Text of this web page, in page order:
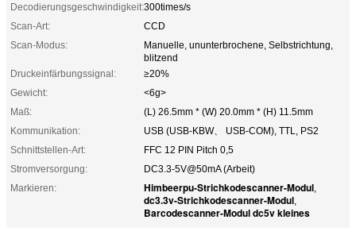
Decodierungsgeschwindigkeit:300times/s
Scan-Art:
CCD
Scan-Modus:
Manuelle, ununterbrochene, Selbstrichtung,
blitzend
Druckeinfärbungssignal:
≥20%
Gewicht:
<6g>
Maß:
(L) 26.5mm * (W) 20.0mm * (H) 11.5mm
Kommunikation:
USB (USB-KBW、 USB-COM), TTL, PS2
Schnittstellen-Art:
FFC 12 PIN Pitch 0,5
Stromversorgung:
DC3.3-5V@50mA (Arbeit)
Markieren:
Himbeerpu-Strichkodescanner-Modul,
dc3.3v-Strichkodescanner-Modul,
Barcodescanner-Modul dc5v kleines